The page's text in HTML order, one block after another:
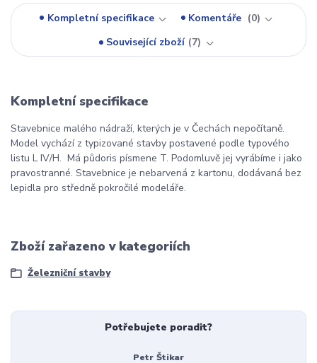
Kompletní specifikace Komentáře
0
Související zboží 7
Kompletní specifikace
Stavebnice malého nádraží, kterých je v Čechách nepočítaně.
Model vychází z typizované stavby postavené podle typového
listu L IV/H. Má půdoris písmene T. Podomluvě jej vyrábíme i jako
pravostranné. Stavebnice je nebarvená z kartonu, dodávaná bez
lepidla pro středně pokročilé modeláře.
Zboží zařazeno v kategoriích
Železniční stavby
Potřebujete poradit?
Petr Štikar